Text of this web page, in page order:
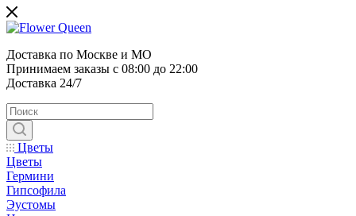
Доставка по Москве и МО
Принимаем заказы с 08:00 до 22:00
Доставка 24/7
Цветы
Цветы
Гермини
Гипсофила
Эустомы